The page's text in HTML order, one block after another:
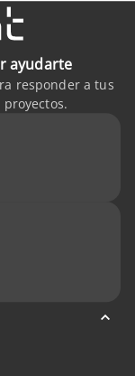
ayudarte
responder a tus